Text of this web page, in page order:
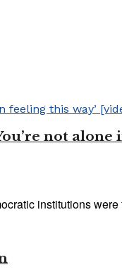
not alone
institutions